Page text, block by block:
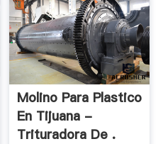
Molino Para Plastico
En Tijuana -
Trituradora De .